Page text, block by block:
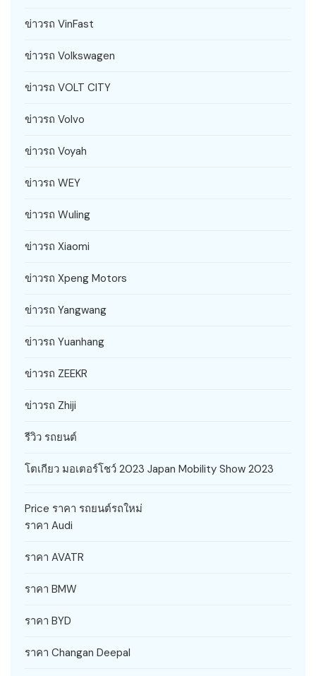
ข่าวรถ VinFast
ข่าวรถ Volkswagen
ข่าวรถ VOLT CITY
ข่าวรถ Volvo
ข่าวรถ Voyah
ข่าวรถ WEY
ข่าวรถ Wuling
ข่าวรถ Xiaomi
ข่าวรถ Xpeng Motors
ข่าวรถ Yangwang
ข่าวรถ Yuanhang
ข่าวรถ ZEEKR
ข่าวรถ Zhiji
รีวิว รถยนต์
โตเกียว มอเตอร์โชว์ 2023 Japan Mobility Show 2023
Price ราคา รถยนต์รถใหม่
ราคา Audi
ราคา AVATR
ราคา BMW
ราคา BYD
ราคา Changan Deepal